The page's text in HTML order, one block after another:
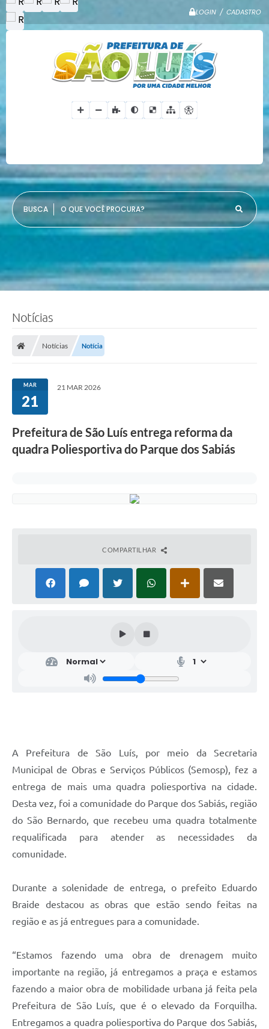
LOGIN / CADASTRO
O QUE VOCÊ PROCURA?
Notícias
Notícias Notícia
MAR
21
21 MAR 2026
Prefeitura de São Luís entrega reforma da
quadra Poliesportiva do Parque dos Sabiás
COMPARTILHAR
A Prefeitura de São Luís, por meio da Secretaria
Municipal de Obras e Serviços Públicos (Semosp), fez a
entrega de mais uma quadra poliesportiva na cidade.
Desta vez, foi a comunidade do Parque dos Sabiás, região
do São Bernardo, que recebeu uma quadra totalmente
requalificada para atender as necessidades da
comunidade.
Durante a solenidade de entrega, o prefeito Eduardo
Braide destacou as obras que estão sendo feitas na
região e as já entregues para a comunidade.
“Estamos fazendo uma obra de drenagem muito
importante na região, já entregamos a praça e estamos
fazendo a maior obra de mobilidade urbana já feita pela
Prefeitura de São Luís, que é o elevado da Forquilha.
Entregamos a quadra poliesportiva do Parque dos Sabiás,